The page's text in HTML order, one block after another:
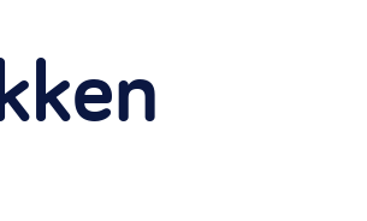
maatschappelijk vastgoed,
>